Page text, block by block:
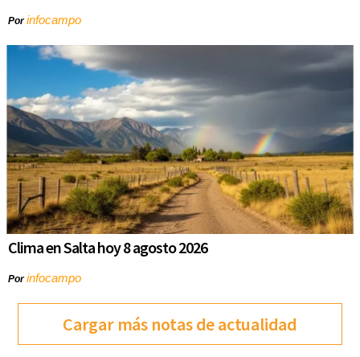
Porinfocampo
Clima en Salta hoy 8 agosto 2026
Porinfocampo
Cargar más notas de actualidad